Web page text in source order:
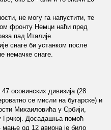
не могу га напустити, те
фронту Немци наћи пред
пад Италије.
снаге би устанком после
немачке снаге.
осовинских дивизија (28
се мисли на бугарске) и
Михаиловића у Србији,
Грчкој. Досадашња помоћ
мање од 12 авиона је било